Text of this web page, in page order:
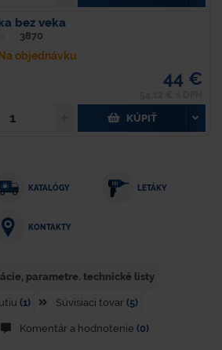
bez veka
3870
Na objednávku
44 €
KÚPIŤ
KATALÓGY LETÁKY
KONTAKTY
parametre. technické listy
(1) Súvisiaci tovar (5)
Komentár a hodnotenie (0)